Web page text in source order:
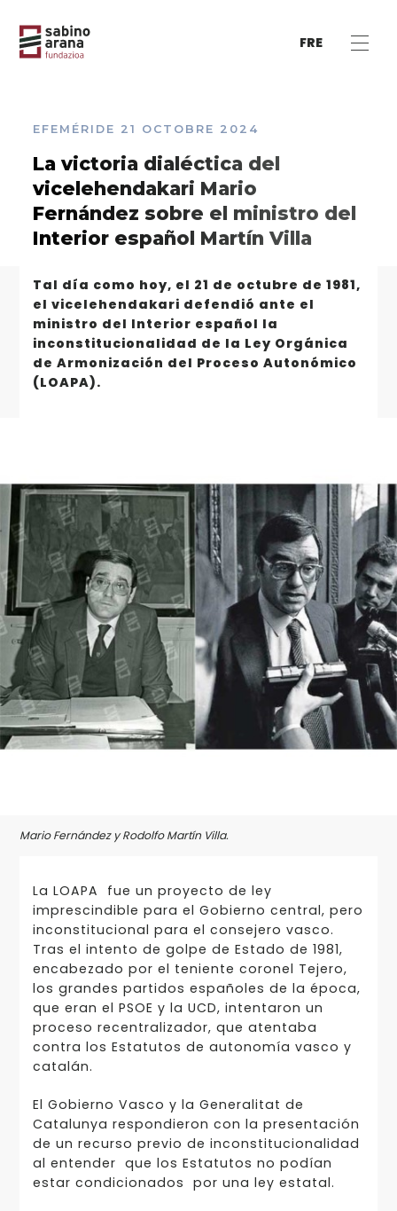
FRE
EFEMÉRIDE 21 OCTOBRE 2024
La victoria dialéctica del
vicelehendakari Mario
Fernández sobre el ministro del
Interior español Martín Villa
Tal día como hoy, el 21 de octubre de 1981,
el vicelehendakari defendió ante el
ministro del Interior español la
inconstitucionalidad de la Ley Orgánica
de Armonización del Proceso Autonómico
(LOAPA).
Mario Fernández y Rodolfo Martín Villa.
La LOAPA fue un proyecto de ley
imprescindible para el Gobierno central, pero
inconstitucional para el consejero vasco.
Tras el intento de golpe de Estado de 1981,
encabezado por el teniente coronel Tejero,
los grandes partidos españoles de la época,
que eran el PSOE y la UCD, intentaron un
proceso recentralizador, que atentaba
contra los Estatutos de autonomía vasco y
catalán.
El Gobierno Vasco y la Generalitat de
Catalunya respondieron con la presentación
de un recurso previo de inconstitucionalidad
al entender que los Estatutos no podían
estar condicionados por una ley estatal.